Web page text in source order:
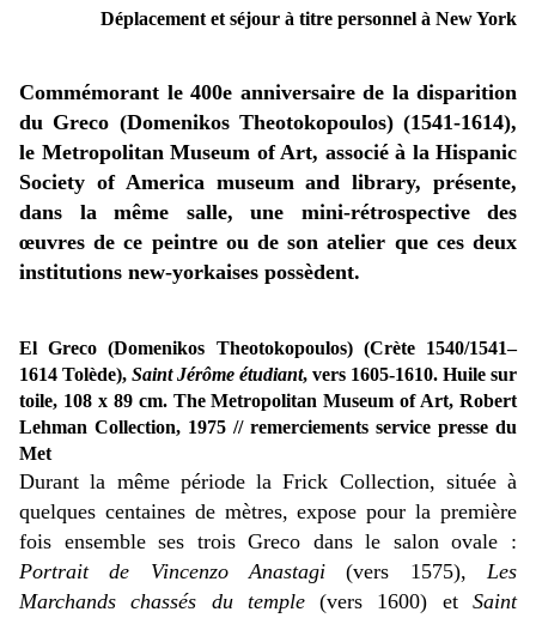
Déplacement et séjour à titre personnel à New York
Commémorant le 400e anniversaire de la disparition
du Greco (Domenikos Theotokopoulos) (1541-1614),
le Metropolitan Museum of Art, associé à la Hispanic
Society of America museum and library, présente,
dans la même salle, une mini-rétrospective des
œuvres de ce peintre ou de son atelier que ces deux
institutions new-yorkaises possèdent.
El Greco (Domenikos Theotokopoulos) (Crète 1540/1541–
1614 Tolède), Saint Jérôme étudiant, vers 1605-1610. Huile sur
toile, 108 x 89 cm. The Metropolitan Museum of Art, Robert
Lehman Collection, 1975 // remerciements service presse du
Met
Durant la même période la Frick Collection, située à
quelques centaines de mètres, expose pour la première
fois ensemble ses trois Greco dans le salon ovale :
Portrait de Vincenzo Anastagi (vers 1575), Les
Marchands chassés du temple(vers 1600) etSaint